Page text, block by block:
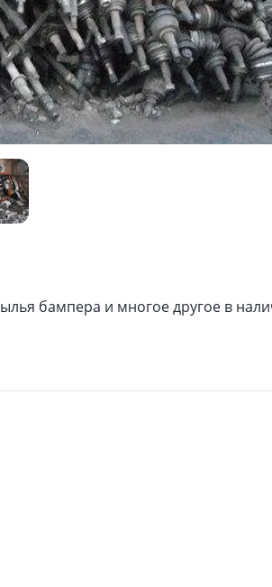
бампера и многое другое в